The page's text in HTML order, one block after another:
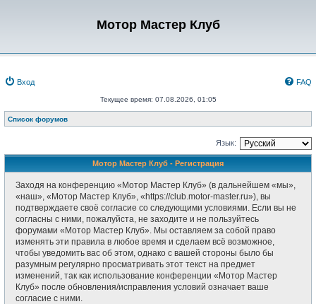
Мотор Мастер Клуб
Вход FAQ
Текущее время: 07.08.2026, 01:05
Список форумов
Язык:
Мотор Мастер Клуб - Регистрация
Заходя на конференцию «Мотор Мастер Клуб» (в дальнейшем «мы»,
«наш», «Мотор Мастер Клуб», «https://club.motor-master.ru»), вы
подтверждаете своё согласие со следующими условиями. Если вы не
согласны с ними, пожалуйста, не заходите и не пользуйтесь
форумами «Мотор Мастер Клуб». Мы оставляем за собой право
изменять эти правила в любое время и сделаем всё возможное,
чтобы уведомить вас об этом, однако с вашей стороны было бы
разумным регулярно просматривать этот текст на предмет
изменений, так как использование конференции «Мотор Мастер
Клуб» после обновления/исправления условий означает ваше
согласие с ними.